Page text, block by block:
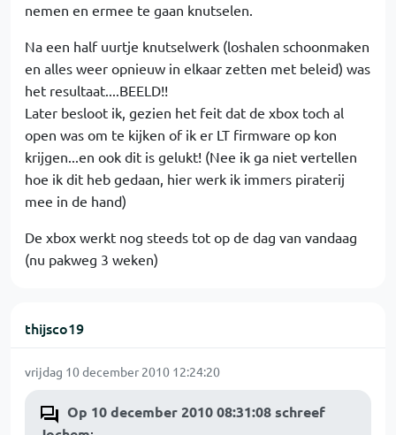
nemen en ermee te gaan knutselen.
Na een half uurtje knutselwerk (loshalen schoonmaken
en alles weer opnieuw in elkaar zetten met beleid) was
het resultaat....BEELD!!
Later besloot ik, gezien het feit dat de xbox toch al
open was om te kijken of ik er LT firmware op kon
krijgen...en ook dit is gelukt! (Nee ik ga niet vertellen
hoe ik dit heb gedaan, hier werk ik immers piraterij
mee in de hand)
De xbox werkt nog steeds tot op de dag van vandaag
(nu pakweg 3 weken)
thijsco19
vrijdag 10 december 2010 12:24:20
Op 10 december 2010 08:31:08 schreef